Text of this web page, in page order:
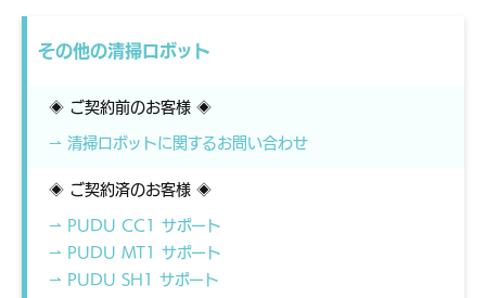
その他の清掃ロボット
◈ ご契約前のお客様 ◈
⇀ 清掃ロボットに関するお問い合わせ
◈ ご契約済のお客様 ◈
⇀ PUDU CC1 サポート
⇀ PUDU MT1 サポート
⇀ PUDU SH1 サポート